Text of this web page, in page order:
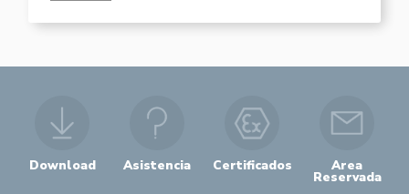
Download Asistencia Certificados Area
Reservada